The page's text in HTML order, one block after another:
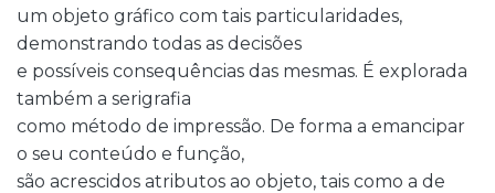
um objeto gráfico com tais particularidades,
demonstrando todas as decisões
e possíveis consequências das mesmas. É explorada
também a serigrafia
como método de impressão. De forma a emancipar
o seu conteúdo e função,
são acrescidos atributos ao objeto, tais como a de